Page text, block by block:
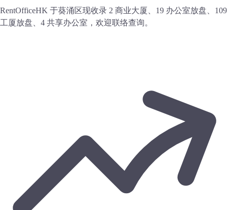
RentOfficeHK 于葵涌区现收录 2 商业大厦、19 办公室放盘、109
工厦放盘、4 共享办公室，欢迎联络查询。